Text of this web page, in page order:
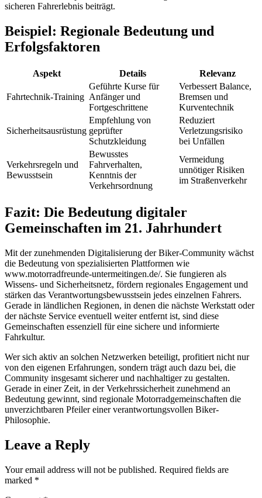
sicheren Fahrerlebnis beiträgt.
Beispiel: Regionale Bedeutung und
Erfolgsfaktoren
Aspekt Details Relevanz
Fahrtechnik-Training
Geführte Kurse für
Anfänger und
Fortgeschrittene
Verbessert Balance,
Bremsen und
Kurventechnik
Sicherheitsausrüstung
Empfehlung von
geprüfter
Schutzkleidung
Reduziert
Verletzungsrisiko
bei Unfällen
Verkehrsregeln und
Bewusstsein
Bewusstes
Fahrverhalten,
Kenntnis der
Verkehrsordnung
Vermeidung
unnötiger Risiken
im Straßenverkehr
Fazit: Die Bedeutung digitaler
Gemeinschaften im 21. Jahrhundert
Mit der zunehmenden Digitalisierung der Biker-Community wächst
die Bedeutung von spezialisierten Plattformen wie
www.motorradfreunde-untermeitingen.de/. Sie fungieren als
Wissens- und Sicherheitsnetz, fördern regionales Engagement und
stärken das Verantwortungsbewusstsein jedes einzelnen Fahrers.
Gerade in ländlichen Regionen, in denen die nächste Werkstatt oder
der nächste Service eventuell weiter entfernt ist, sind diese
Gemeinschaften essenziell für eine sichere und informierte
Fahrkultur.
Wer sich aktiv an solchen Netzwerken beteiligt, profitiert nicht nur
von den eigenen Erfahrungen, sondern trägt auch dazu bei, die
Community insgesamt sicherer und nachhaltiger zu gestalten.
Gerade in einer Zeit, in der Verkehrssicherheit zunehmend an
Bedeutung gewinnt, sind regionale Motorradgemeinschaften die
unverzichtbaren Pfeiler einer verantwortungsvollen Biker-
Philosophie.
Leave a Reply
Your email address will not be published. Required fields are
marked *